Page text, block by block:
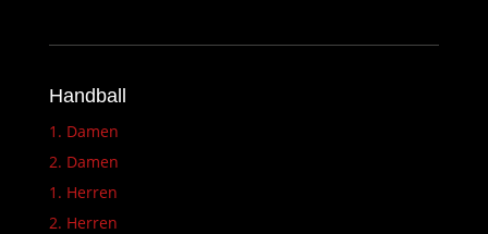
Handball
1. Damen
2. Damen
1. Herren
2. Herren